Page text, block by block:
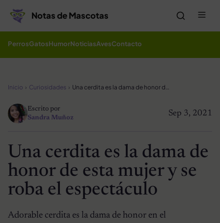
Notas de Mascotas
PerrosGatosHumorNoticiasAvesContacto
Inicio Curiosidades Una cerdita es la dama de honor de esta mujer y se roba el espectáculo
Sep 3, 2021
Escrito por
Sandra Muñoz
Una cerdita es la dama de
honor de esta mujer y se
roba el espectáculo
Adorable cerdita es la dama de honor en el